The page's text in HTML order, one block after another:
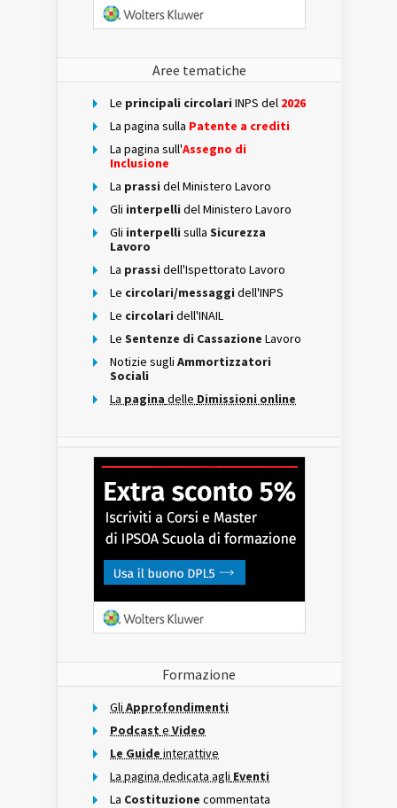
Aree tematiche
Le principali circolari INPS del 2026
La pagina sulla Patente a crediti
La pagina sull'Assegno di
Inclusione
La prassi del Ministero Lavoro
Gli interpelli del Ministero Lavoro
Gli interpelli sulla Sicurezza
Lavoro
La prassi dell'Ispettorato Lavoro
Le circolari/messaggi dell'INPS
Le circolari dell'INAIL
Le Sentenze di Cassazione Lavoro
Notizie sugli Ammortizzatori
Sociali
La pagina delle Dimissioni online
Formazione
Gli Approfondimenti
Podcast e Video
Le Guide interattive
La pagina dedicata agli Eventi
La Costituzione commentata